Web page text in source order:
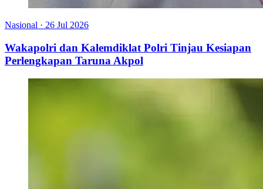
Nasional · 26 Jul 2026
Wakapolri dan Kalemdiklat Polri Tinjau Kesiapan
Perlengkapan Taruna Akpol